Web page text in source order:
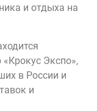
и отдыха на
Экспо»,
в России и
и